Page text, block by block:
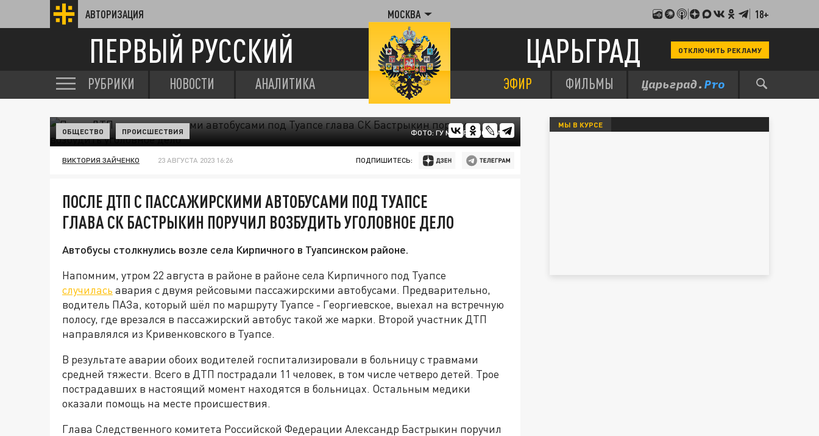
АВТОРИЗАЦИЯ МОСКВА 18+
ПЕРВЫЙ РУССКИЙ ЦАРЬГРАД ОТКЛЮЧИТЬ РЕКЛАМУ
РУБРИКИ НОВОСТИ АНАЛИТИКА ЭФИР ФИЛЬМЫ
ФОТО: ГУ МВД РФ ПО КРАЮ
ОБЩЕСТВО ПРОИСШЕСТВИЯ
ВИКТОРИЯ ЗАЙЧЕНКО 23 АВГУСТА 2023 16:26 ПОДПИШИТЕСЬ:
ПОСЛЕ ДТП С ПАССАЖИРСКИМИ АВТОБУСАМИ ПОД ТУАПСЕ
ГЛАВА СК БАСТРЫКИН ПОРУЧИЛ ВОЗБУДИТЬ УГОЛОВНОЕ ДЕЛО
Автобусы столкнулись возле села Кирпичного в Туапсинском районе.
Напомним, утром 22 августа в районе в районе села Кирпичного под Туапсе
случилась авария с двумя рейсовыми пассажирскими автобусами. Предварительно,
водитель ПАЗа, который шёл по маршруту Туапсе - Георгиевское, выехал на встречную
полосу, где врезался в пассажирский автобус такой же марки. Второй участник ДТП
направлялся из Кривенковского в Туапсе.
В результате аварии обоих водителей госпитализировали в больницу с травмами
средней тяжести. Всего в ДТП пострадали 11 человек, в том числе четверо детей. Трое
пострадавших в настоящий момент находятся в больницах. Остальным медики
оказали помощь на месте происшествия.
Глава Следственного комитета Российской Федерации Александр Бастрыкин поручил
МЫ В КУРСЕ